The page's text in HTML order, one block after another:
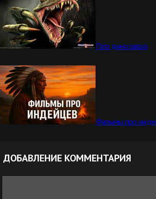
Про динозавра
Фильмы про
ДОБАВЛЕНИЕ КОММЕНТАРИЯ